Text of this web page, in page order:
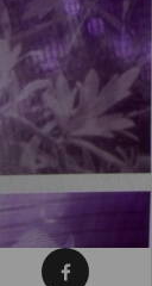
Condividi